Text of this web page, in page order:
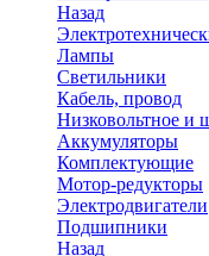
Назад
Лампы
Светильники
Кабель, провод
Низковольтное и
Аккумуляторы
Комплектующие
Мотор-редукторы
Электродвигатели
Подшипники
Назад